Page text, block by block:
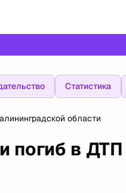
Статистика
области
погиб в ДТП